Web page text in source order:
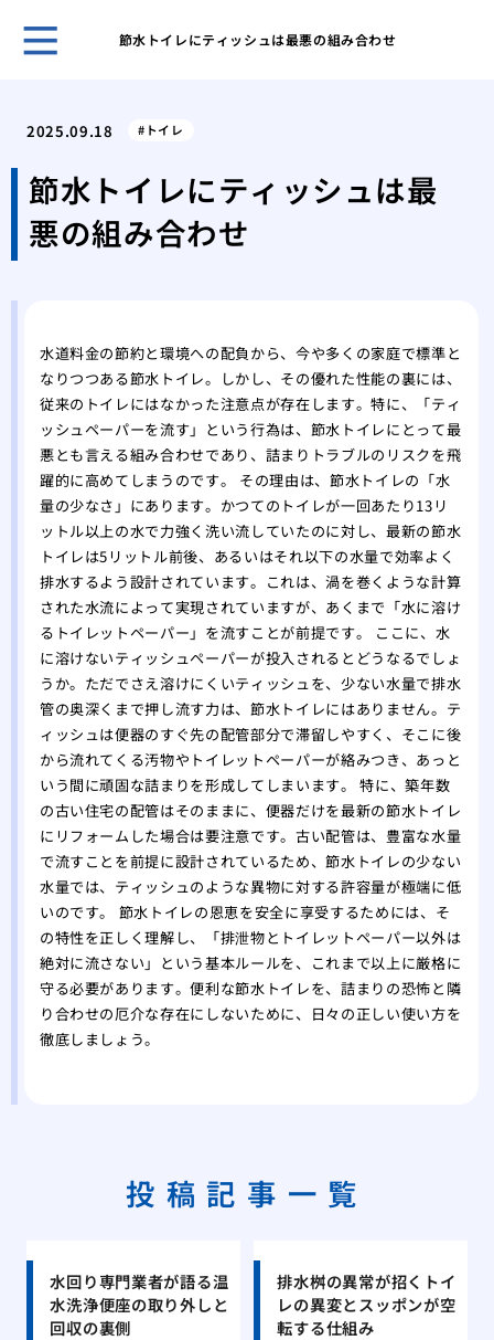
節水トイレにティッシュは最悪の組み合わせ
修
浴
お
ト
実
2025.09.18 トイレ
節水トイレにティッシュは最
悪の組み合わせ
水道料金の節約と環境への配負から、今や多くの家庭で標準と
なりつつある節水トイレ。しかし、その優れた性能の裏には、
従来のトイレにはなかった注意点が存在します。特に、「ティ
ッシュペーパーを流す」という行為は、節水トイレにとって最
悪とも言える組み合わせであり、詰まりトラブルのリスクを飛
躍的に高めてしまうのです。 その理由は、節水トイレの「水
量の少なさ」にあります。かつてのトイレが一回あたり13リ
ットル以上の水で力強く洗い流していたのに対し、最新の節水
トイレは5リットル前後、あるいはそれ以下の水量で効率よく
排水するよう設計されています。これは、渦を巻くような計算
された水流によって実現されていますが、あくまで「水に溶け
るトイレットペーパー」を流すことが前提です。 ここに、水
に溶けないティッシュペーパーが投入されるとどうなるでしょ
うか。ただでさえ溶けにくいティッシュを、少ない水量で排水
管の奥深くまで押し流す力は、節水トイレにはありません。テ
ィッシュは便器のすぐ先の配管部分で滞留しやすく、そこに後
から流れてくる汚物やトイレットペーパーが絡みつき、あっと
いう間に頑固な詰まりを形成してしまいます。 特に、築年数
の古い住宅の配管はそのままに、便器だけを最新の節水トイレ
にリフォームした場合は要注意です。古い配管は、豊富な水量
で流すことを前提に設計されているため、節水トイレの少ない
水量では、ティッシュのような異物に対する許容量が極端に低
いのです。 節水トイレの恩恵を安全に享受するためには、そ
の特性を正しく理解し、「排泄物とトイレットペーパー以外は
絶対に流さない」という基本ルールを、これまで以上に厳格に
守る必要があります。便利な節水トイレを、詰まりの恐怖と隣
り合わせの厄介な存在にしないために、日々の正しい使い方を
徹底しましょう。
投稿記事一覧
水回り専門業者が語る温
水洗浄便座の取り外しと
回収の裏側
排水桝の異常が招くトイ
レの異変とスッポンが空
転する仕組み